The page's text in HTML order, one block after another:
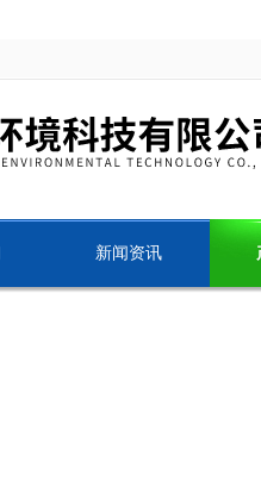
新闻资讯